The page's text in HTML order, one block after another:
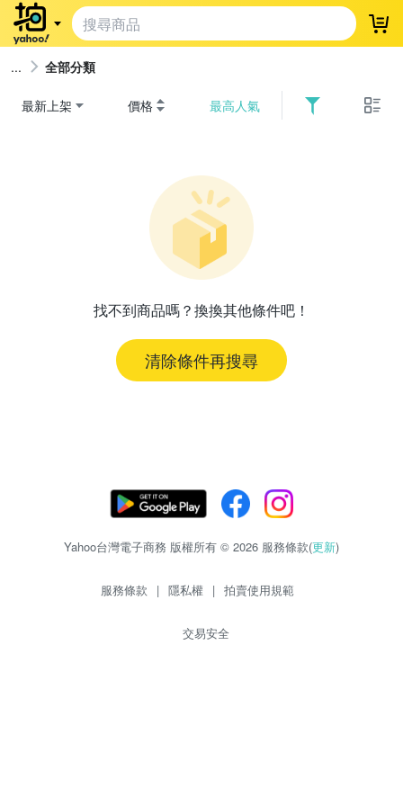
登
全部分類
最新上架 價格 最高人氣
找不到商品嗎？換換其他條件吧！
清除條件再搜尋
Yahoo台灣電子商務 版權所有 © 2026 服務條款(更新)
服務條款 | 隱私權 | 拍賣使用規範
交易安全